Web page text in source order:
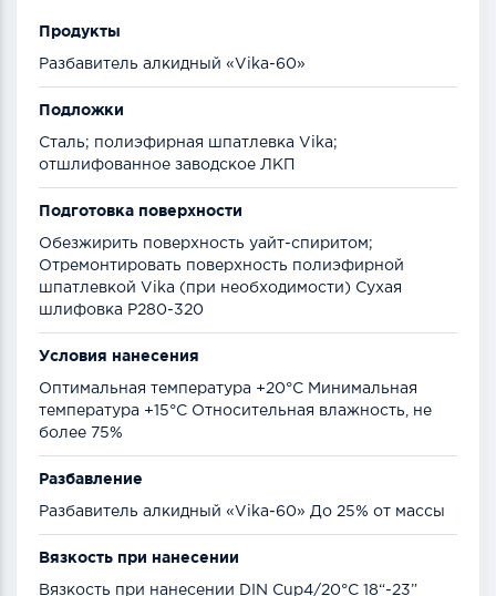
Продукты
Разбавитель алкидный «Vika-60»
Подложки
Сталь; полиэфирная шпатлевка Vika;
отшлифованное заводское ЛКП
Подготовка поверхности
Обезжирить поверхность уайт-спиритом;
Отремонтировать поверхность полиэфирной
шпатлевкой Vika (при необходимости) Сухая
шлифовка Р280-320
Условия нанесения
Оптимальная температура +20°С Минимальная
температура +15°С Относительная влажность, не
более 75%
Разбавление
Разбавитель алкидный «Vika-60» До 25% от массы
Вязкость при нанесении
Вязкость при нанесении DIN Cup4/20°C 18“-23”